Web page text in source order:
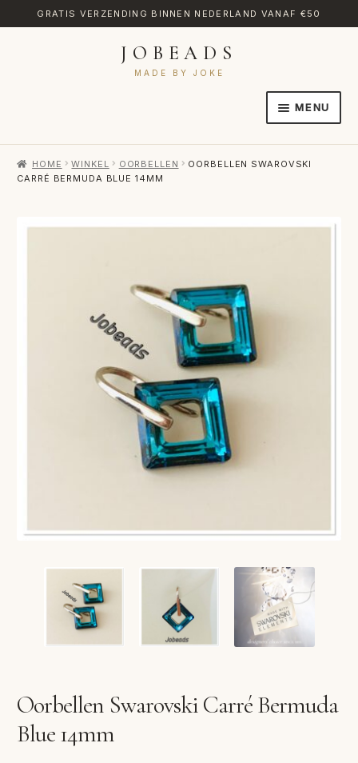
GRATIS VERZENDING BINNEN NEDERLAND VANAF €50
JOBEADS
MADE BY JOKE
MENU
AFREKENEN
VERLANGLIJST
HOME WINKEL OORBELLEN
OORBELLEN SWAROVSKI
CARRÉ BERMUDA BLUE 14MM
Oorbellen Swarovski Carré Bermuda
Blue 14mm